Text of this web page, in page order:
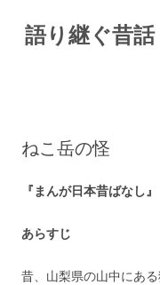
テ
ン
語り継ぐ昔
ねこ岳の怪
『まんが日本昔ばなし
あらすじ
昔、山梨県の山中にあ